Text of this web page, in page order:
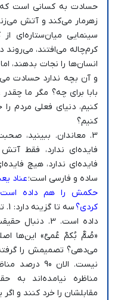
حسادت به کسانی است که
زهرمار می‌کند و آتش می‌زند
سینمایی میان‌ستاره‌ای
کرم‌چاله می‌افتند،
انسان‌ها را نجات بدهند،
و آن بچه ندارد حسادت
بابا برای چه؟ مگر ما
کنیم، دنیای فعلی مردم
کنیم؟
3. معاندان. ببینید،
فایده‌ای ندارد، فقط
فایده‌ای ندارد، هیچ
ساده و فارسی است؛عناد
حکمش را هم داده
کردی؟
داده است. 3.
«صُمٌّ بُکمٌ عُمیٌ» این‌ها
می‌دهی؟ تصمیمش را
نیست. الان
مناظره نیامده‌اند به
مقابلشان را خرد کنند و